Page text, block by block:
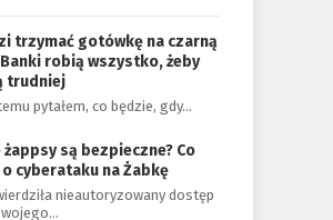
trzymać gotówkę na czarną
robią wszystko, żeby
trudniej
pytałem, co będzie, gdy…
żappsy są bezpieczne? Co
cyberataku na Żabkę
nieautoryzowany dostęp